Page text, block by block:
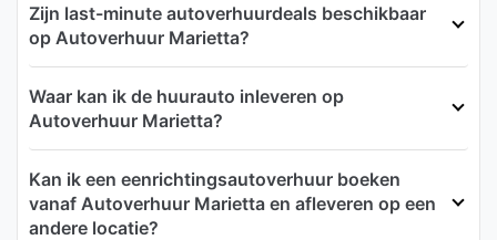
Zijn last-minute autoverhuurdeals beschikbaar
op Autoverhuur Marietta?
Waar kan ik de huurauto inleveren op
Autoverhuur Marietta?
Kan ik een eenrichtingsautoverhuur boeken
vanaf Autoverhuur Marietta en afleveren op een
andere locatie?